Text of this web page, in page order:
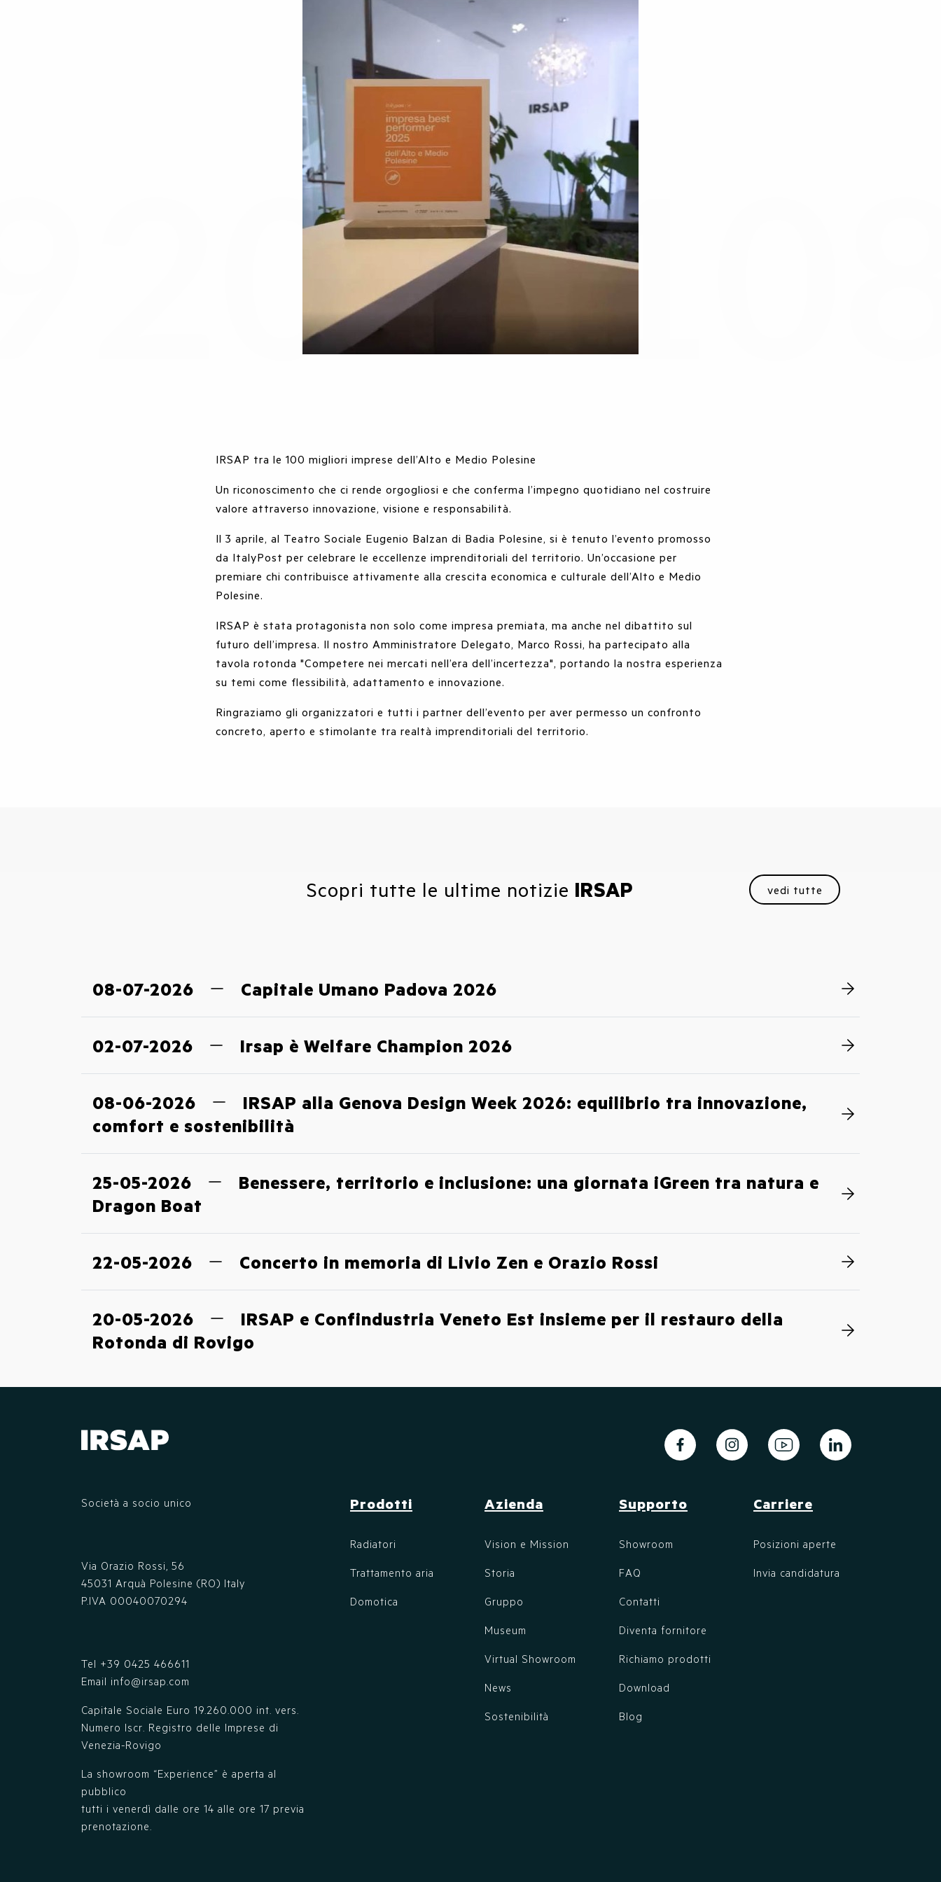
IRSAP tra le 100 migliori imprese dell’Alto e Medio Polesine
Un riconoscimento che ci rende orgogliosi e che conferma l’impegno quotidiano nel costruire
valore attraverso innovazione, visione e responsabilità.
Il 3 aprile, al Teatro Sociale Eugenio Balzan di Badia Polesine, si è tenuto l’evento promosso
da ItalyPost per celebrare le eccellenze imprenditoriali del territorio. Un’occasione per
premiare chi contribuisce attivamente alla crescita economica e culturale dell’Alto e Medio
Polesine.
IRSAP è stata protagonista non solo come impresa premiata, ma anche nel dibattito sul
futuro dell’impresa. Il nostro Amministratore Delegato, Marco Rossi, ha partecipato alla
tavola rotonda "Competere nei mercati nell’era dell’incertezza", portando la nostra esperienza
su temi come flessibilità, adattamento e innovazione.
Ringraziamo gli organizzatori e tutti i partner dell’evento per aver permesso un confronto
concreto, aperto e stimolante tra realtà imprenditoriali del territorio.
Scopri tutte le ultime notizie IRSAP vedi tutte
08-07-2026 Capitale Umano Padova 2026
02-07-2026 Irsap è Welfare Champion 2026
08-06-2026
IRSAP alla Genova Design Week 2026: equilibrio tra innovazione,
comfort e sostenibilità
25-05-2026
Benessere, territorio e inclusione: una giornata iGreen tra natura e
Dragon Boat
22-05-2026 Concerto in memoria di Livio Zen e Orazio Rossi
20-05-2026
IRSAP e Confindustria Veneto Est insieme per il restauro della
Rotonda di Rovigo
Società a socio unico
Via Orazio Rossi, 56
45031 Arquà Polesine (RO) Italy
P.IVA 00040070294
Tel +39 0425 466611
Email info@irsap.com
Capitale Sociale Euro 19.260.000 int. vers.
Numero Iscr. Registro delle Imprese di
Venezia-Rovigo
La showroom “Experience” è aperta al
pubblico
tutti i venerdì dalle ore 14 alle ore 17 previa
prenotazione.
Prodotti
Radiatori
Trattamento aria
Domotica
Azienda
Vision e Mission
Storia
Gruppo
Museum
Virtual Showroom
News
Sostenibilità
Supporto
Showroom
FAQ
Contatti
Diventa fornitore
Richiamo prodotti
Download
Blog
Carriere
Posizioni aperte
Invia candidatura